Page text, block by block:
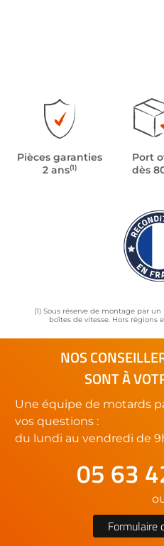
Pièces garanties
2 ans(1)
Port
dès
(1) Sous réserve de montage par
boîtes de vitesse. Hors régions
NOS
SONT À
Une équipe de motards
vos questions :
du lundi au vendredi de
05 63
Formulaire